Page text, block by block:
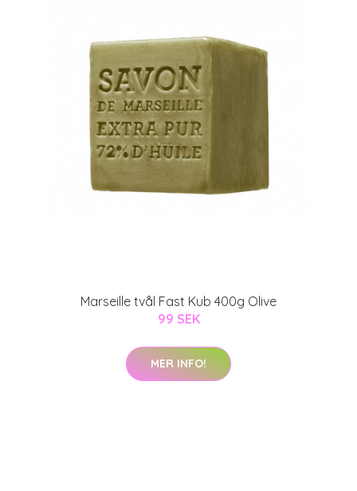
Marseille tvål Fast Kub 400g Olive
99 SEK
MER INFO!